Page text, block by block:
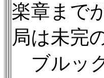
楽章まで
局は未完
ブルッ